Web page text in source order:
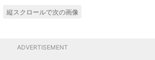
縦スクロールで次の画像
ADVERTISEMENT